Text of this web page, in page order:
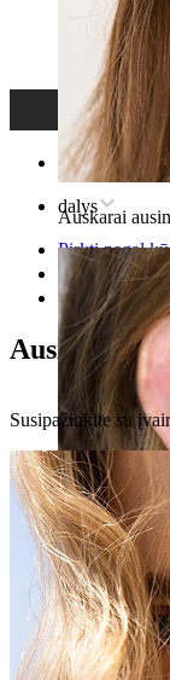
Auskarai
Ausies
Pradžia
dalys
Pirkti pagal
Ausis
Ausies
Ausies
Susipažinkite su